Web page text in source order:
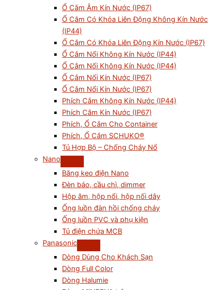
Ổ Cắm Âm Kín Nước (IP67)
Ổ Cắm Có Khóa Liên Động Không Kín Nước
(IP44)
Ổ Cắm Có Khóa Liên Động Kín Nước (IP67)
Ổ Cắm Nổi Không Kín Nước (IP44)
Ổ Cắm Nối Không Kín Nước (IP44)
Ổ Cắm Nối Kín Nước (IP67)
Ổ Cắm Nổi Kín Nước (IP67)
Phích Cắm Không Kín Nước (IP44)
Phích Cắm Kín Nước (IP67)
Phích, Ổ Cắm Cho Container
Phích, Ổ Cắm SCHUKO®
Tủ Hợp Bộ – Chống Cháy Nổ
Nano
Băng keo điện Nano
Đèn báo, cầu chì, dimmer
Hộp âm, hộp nổi, hộp nối dây
Ống luồn đàn hồi chống cháy
Ống luồn PVC và phụ kiện
Tủ điện chứa MCB
Panasonic
Dòng Dùng Cho Khách Sạn
Dòng Full Color
Dòng Halumie